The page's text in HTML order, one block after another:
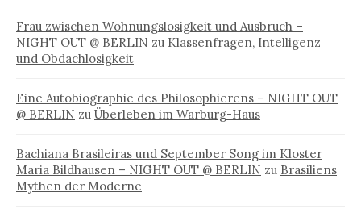
Frau zwischen Wohnungslosigkeit und Ausbruch –
NIGHT OUT @ BERLIN zu Klassenfragen, Intelligenz
und Obdachlosigkeit
Eine Autobiographie des Philosophierens – NIGHT OUT
@ BERLIN zu Überleben im Warburg-Haus
Bachiana Brasileiras und September Song im Kloster
Maria Bildhausen – NIGHT OUT @ BERLIN zu Brasiliens
Mythen der Moderne